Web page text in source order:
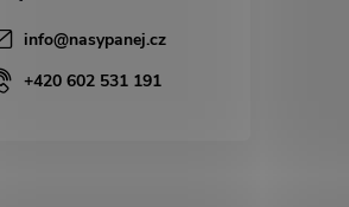
info@nasypanej.cz
+420 602 531 191